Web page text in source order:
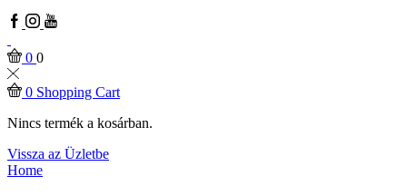
Facebook
Instagram
Youtube
0 0
0 Shopping Cart
Nincs termék a kosárban.
Vissza az Üzletbe
Home